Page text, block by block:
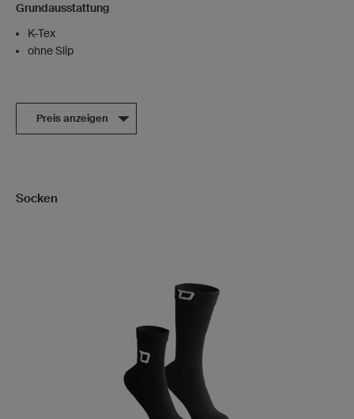
Grundausstattung
K-Tex
ohne Slip
Preis anzeigen
Socken